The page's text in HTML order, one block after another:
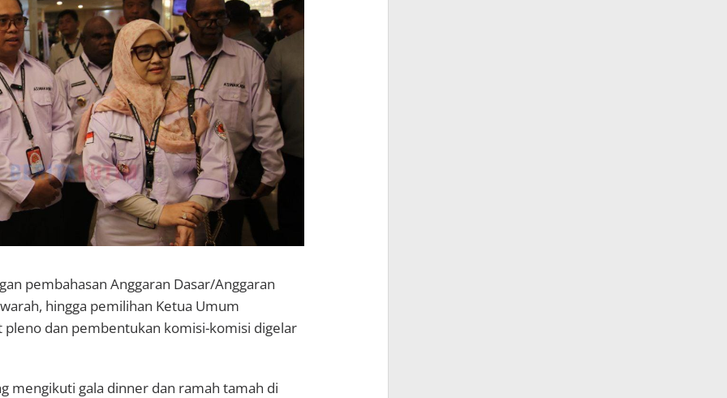
pembahasan Anggaran Dasar/Anggaran
hingga pemilihan Ketua Umum
pleno dan pembentukan komisi-komisi digelar
mengikuti gala dinner dan ramah tamah di